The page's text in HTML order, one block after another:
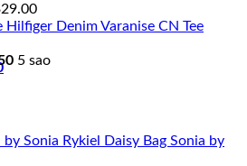
29.00
Varanise CN Tee
5 sao
Daisy Bag Sonia by